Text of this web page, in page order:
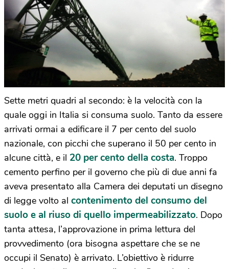
Sette metri quadri al secondo: è la velocità con la
quale oggi in Italia si consuma suolo. Tanto da essere
arrivati ormai a edificare il 7 per cento del suolo
nazionale, con picchi che superano il 50 per cento in
alcune città, e il 20 per cento della costa. Troppo
cemento perfino per il governo che più di due anni fa
aveva presentato alla Camera dei deputati un disegno
di legge volto al contenimento del consumo del
suolo e al riuso di quello impermeabilizzato. Dopo
tanta attesa, l’approvazione in prima lettura del
provvedimento (ora bisogna aspettare che se ne
occupi il Senato) è arrivato. L’obiettivo è ridurre